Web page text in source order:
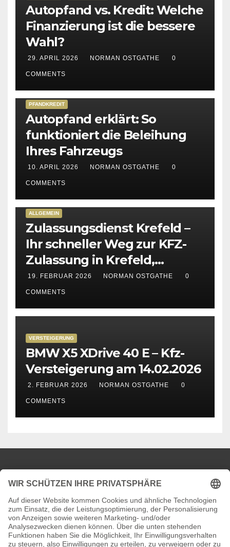
Autopfand vs. Kredit: Welche
Finanzierung ist die bessere
Wahl?
29. APRIL 2026 NORMAN OSTGATHE 0
COMMENTS
PFANDKREDIT
Autopfand erklärt: So
funktioniert die Beleihung
Ihres Fahrzeugs
10. APRIL 2026 NORMAN OSTGATHE 0
COMMENTS
ALLGEMEIN
Zulassungsdienst Krefeld –
Ihr schneller Weg zur KFZ-
Zulassung in Krefeld,
Kempen & Viersen
19. FEBRUAR 2026 NORMAN OSTGATHE 0
COMMENTS
VERSTEIGERUNG
BMW X5 XDrive 40 E – Kfz-
Versteigerung am 14.02.2026
2. FEBRUAR 2026 NORMAN OSTGATHE 0
COMMENTS